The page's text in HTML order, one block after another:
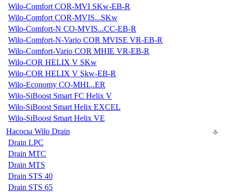
Wilo-Comfort COR-MVI SKw-EB-R
Wilo-Comfort COR-MVIS...SKw
Wilo-Comfort-N CO-MVIS...CC-EB-R
Wilo-Comfort-N-Vario COR MVISE VR-EB-R
Wilo-Comfort-Vario COR MHIE VR-EB-R
Wilo-COR HELIX V SKw
Wilo-COR HELIX V Skw-EB-R
Wilo-Economy CO-MHI...ER
Wilo-SiBoost Smart FC Helix V
Wilo-SiBoost Smart Helix EXCEL
Wilo-SiBoost Smart Helix VE
Насосы Wilo Drain
Drain LPC
Drain MTC
Drain MTS
Drain STS 40
Drain STS 65